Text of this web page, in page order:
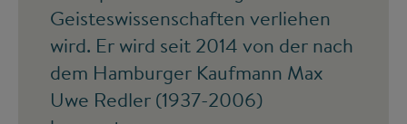
Geisteswissenschaften verliehen
wird. Er wird seit 2014 von der nach
dem Hamburger Kaufmann Max
Uwe Redler (1937-2006)